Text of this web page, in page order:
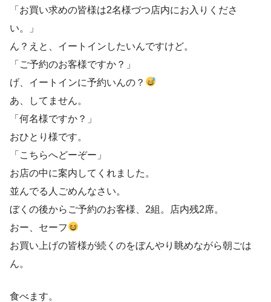
「お買い求めの皆様は2名様づつ店内にお入りくださ
い。」
ん？えと、イートインしたいんですけど。
「ご予約のお客様ですか？」
げ、イートインに予約いんの？
あ、してません。
「何名様ですか？」
おひとり様です。
「こちらへどーぞー」
お店の中に案内してくれました。
並んでる人ごめんなさい。
ぼくの後からご予約のお客様、2組。店内残2席。
おー、セーフ
お買い上げの皆様が続くのをぼんやり眺めながら朝ごは
ん。
食べます。